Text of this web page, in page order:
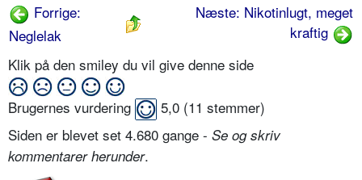
Forrige:
Neglelak
Næste: Nikotinlugt, meget
kraftig
Klik på den smiley du vil give denne side
Brugernes vurdering 5,0 (11 stemmer)
Siden er blevet set 4.680 gange - Se og skriv
kommentarer herunder.